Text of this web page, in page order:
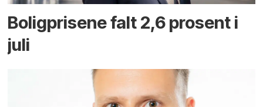
Boligprisene falt 2,6 prosent i
juli